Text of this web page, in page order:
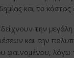
και το κόστος
την
και την
φαινομένου,